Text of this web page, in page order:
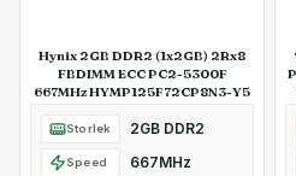
Hynix 2GB DDR2 (1x2GB) 2Rx8
FBDIMM ECC PC2-5300F
667MHz HYMP125F72CP8N3-Y5
Storlek 2GB DDR2
Speed 667MHz